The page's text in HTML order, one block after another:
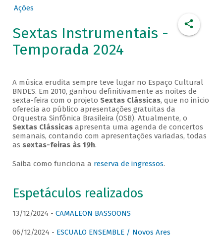
Ações
Sextas Instrumentais -
Temporada 2024
A música erudita sempre teve lugar no Espaço Cultural
BNDES. Em 2010, ganhou definitivamente as noites de
sexta-feira com o projeto Sextas Clássicas, que no início
oferecia ao público apresentações gratuitas da
Orquestra Sinfônica Brasileira (OSB). Atualmente, o
Sextas Clássicasapresenta uma agenda de concertos
semanais, contando com apresentações variadas, todas
as sextas-feiras às 19h.
Saiba como funciona a reserva de ingressos.
Espetáculos realizados
13/12/2024 - CAMALEON BASSOONS
06/12/2024 - ESCUALO ENSEMBLE / Novos Ares